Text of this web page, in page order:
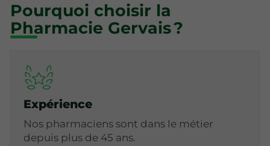
Pourquoi choisir la
Pharmacie Gervais ?
Expérience
Nos pharmaciens sont dans le métier
depuis plus de 45 ans.